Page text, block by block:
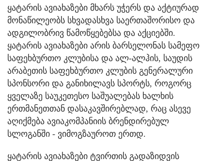
ყატარის ავიახაზები მხარს უჭერს და აქტიურად
მონაწილეობს სხვადასხვა საერთაშორისო და
ადგილობრივ წამოწყებებსა და აქციებში.
ყატარის ავიახაზები არის ბარსელონას სამეფო
საფეხბურთო კლუბისა და ალ-ალჰის, საუდის
არაბეთის საფეხბურთო კლუბის გენერალური
სპონსორი და განიხილავს სპორტს, როგორც
ყველაზე საუკეთესო საშუალებას ხალხის
ერთმანეთთან დასაკავშირებლად, რაც ასევე
აღიქმება ავიაკომპანიის ბრენდირებულ
სლოგანში - ვიმოგზაუროთ ერთდ.
ყატარის ავიახაზები ტვირთის გადაზიდვის